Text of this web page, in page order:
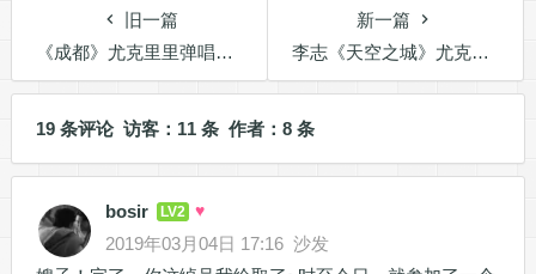
旧一篇
《成都》尤克里里弹唱练习
新一篇
李志《天空之城》尤克里里弹唱练习
19 条评论 访客：11 条 作者：8 条
bosir LV2 ♥
2019年03月04日 17:16 沙发